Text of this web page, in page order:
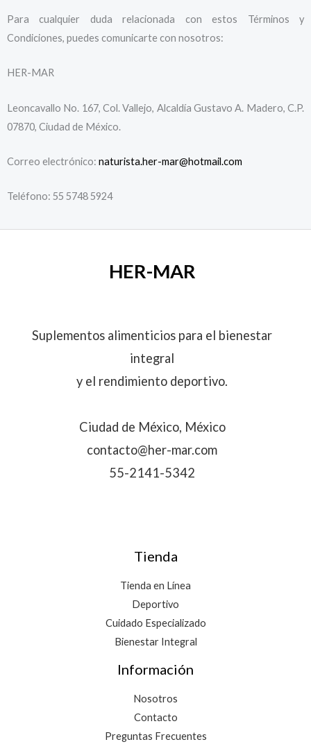
Para cualquier duda relacionada con estos Términos y
Condiciones, puedes comunicarte con nosotros:
HER-MAR
Leoncavallo No. 167, Col. Vallejo, Alcaldía Gustavo A. Madero, C.P.
07870, Ciudad de México.
Correo electrónico: naturista.her-mar@hotmail.com
Teléfono: 55 5748 5924
HER-MAR
Suplementos alimenticios para el bienestar
integral
y el rendimiento deportivo.
Ciudad de México, México
contacto@her-mar.com
55-2141-5342
Tienda
Tienda en Línea
Deportivo
Cuidado Especializado
Bienestar Integral
Información
Nosotros
Contacto
Preguntas Frecuentes